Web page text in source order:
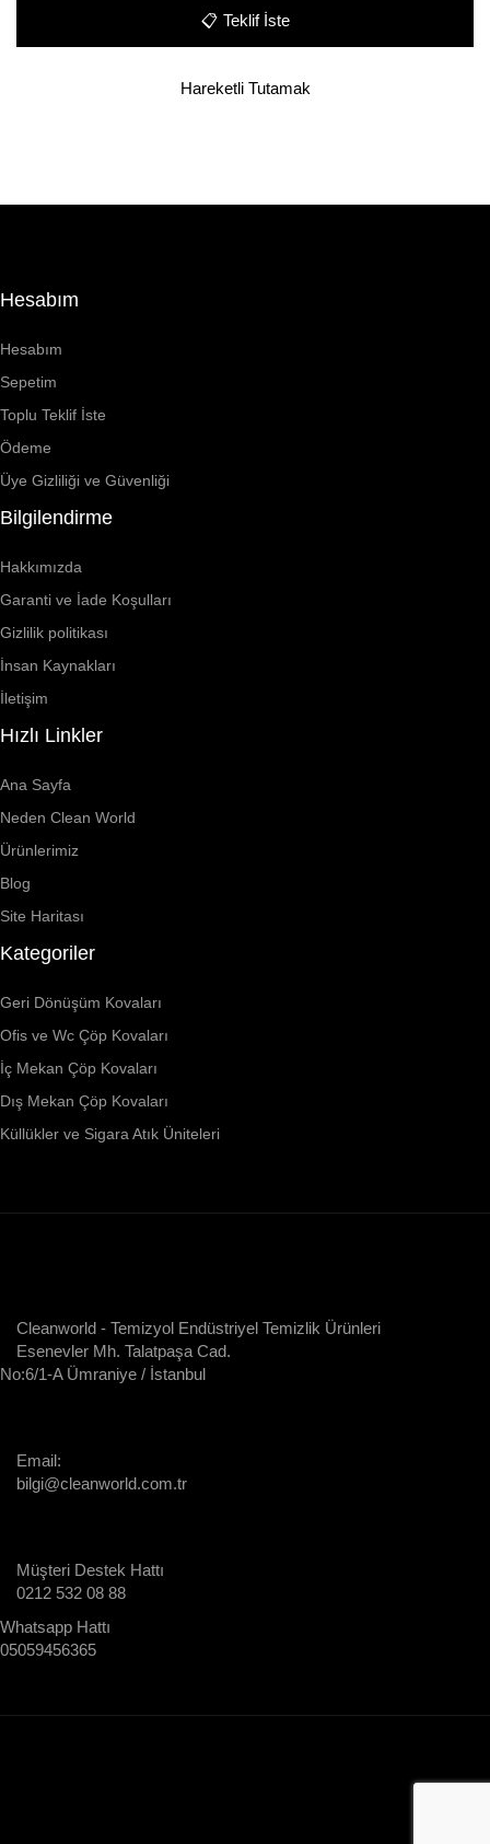
📋 Teklif İste
Hareketli Tutamak
Hesabım
Hesabım
Sepetim
Toplu Teklif İste
Ödeme
Üye Gizliliği ve Güvenliği
Bilgilendirme
Hakkımızda
Garanti ve İade Koşulları
Gizlilik politikası
İnsan Kaynakları
İletişim
Hızlı Linkler
Ana Sayfa
Neden Clean World
Ürünlerimiz
Blog
Site Haritası
Kategoriler
Geri Dönüşüm Kovaları
Ofis ve Wc Çöp Kovaları
İç Mekan Çöp Kovaları
Dış Mekan Çöp Kovaları
Küllükler ve Sigara Atık Üniteleri
Cleanworld - Temizyol Endüstriyel Temizlik Ürünleri
Esenevler Mh. Talatpaşa Cad.
No:6/1-A Ümraniye / İstanbul
Email:
bilgi@cleanworld.com.tr
Müşteri Destek Hattı
0212 532 08 88
Whatsapp Hattı
05059456365